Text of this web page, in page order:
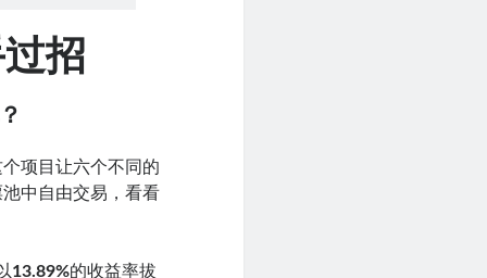
招
项目让六个不同的
中自由交易，看看
13.89%的收益率拔